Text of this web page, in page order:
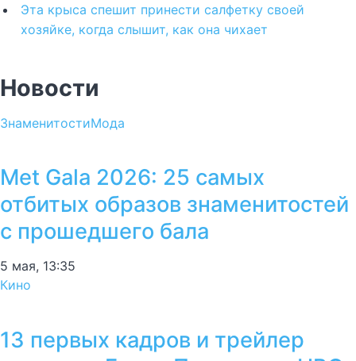
Эта крыса спешит принести салфетку своей
хозяйке, когда слышит, как она чихает
Новости
ЗнаменитостиМода
Met Gala 2026: 25 самых
отбитых образов знаменитостей
с прошедшего бала
5 мая, 13:35
Кино
13 первых кадров и трейлер